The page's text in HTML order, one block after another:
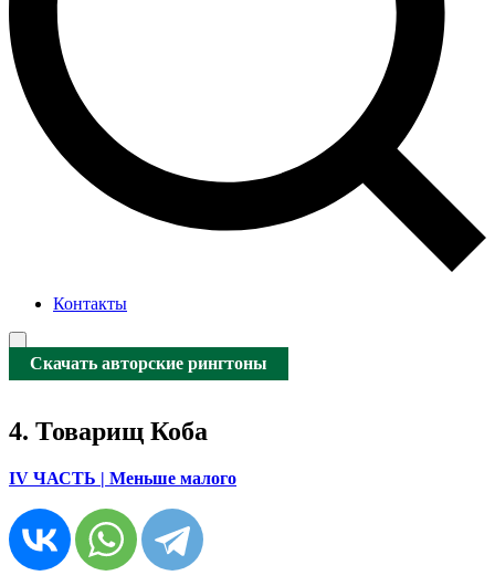
Контакты
Скачать авторские рингтоны
4. Товарищ Коба
IV ЧАСТЬ | Меньше малого